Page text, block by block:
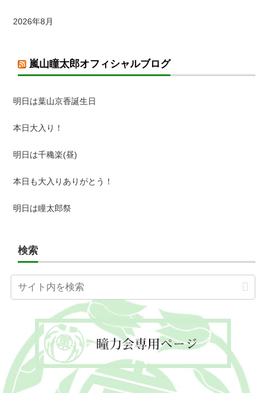
2026年8月
嵐山瞳太郎オフィシャルブログ
明日は葉山京香誕生日
本日大入り！
明日は千穐楽(昼)
本日も大入りありがとう！
明日は瞳太郎祭
検索